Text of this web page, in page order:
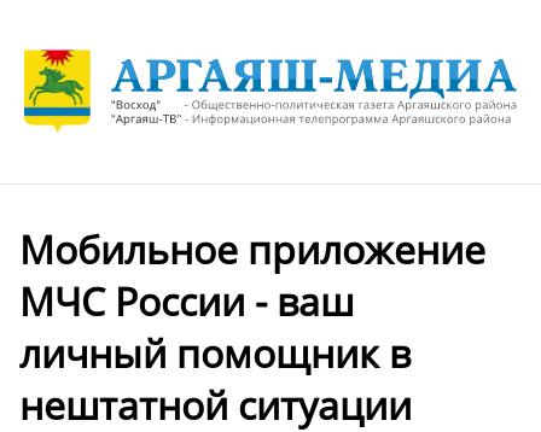
Мобильное приложение
МЧС России - ваш
личный помощник в
нештатной ситуации